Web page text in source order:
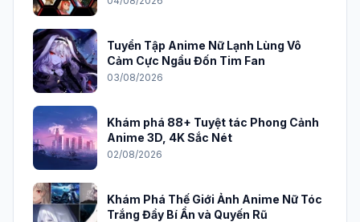
Tuyển Tập Anime Nữ Lạnh Lùng Vô
Cảm Cực Ngầu Đốn Tim Fan
03/08/2026
Khám phá 88+ Tuyệt tác Phong Cảnh
Anime 3D, 4K Sắc Nét
02/08/2026
Khám Phá Thế Giới Ảnh Anime Nữ Tóc
Trắng Đầy Bí Ẩn và Quyến Rũ